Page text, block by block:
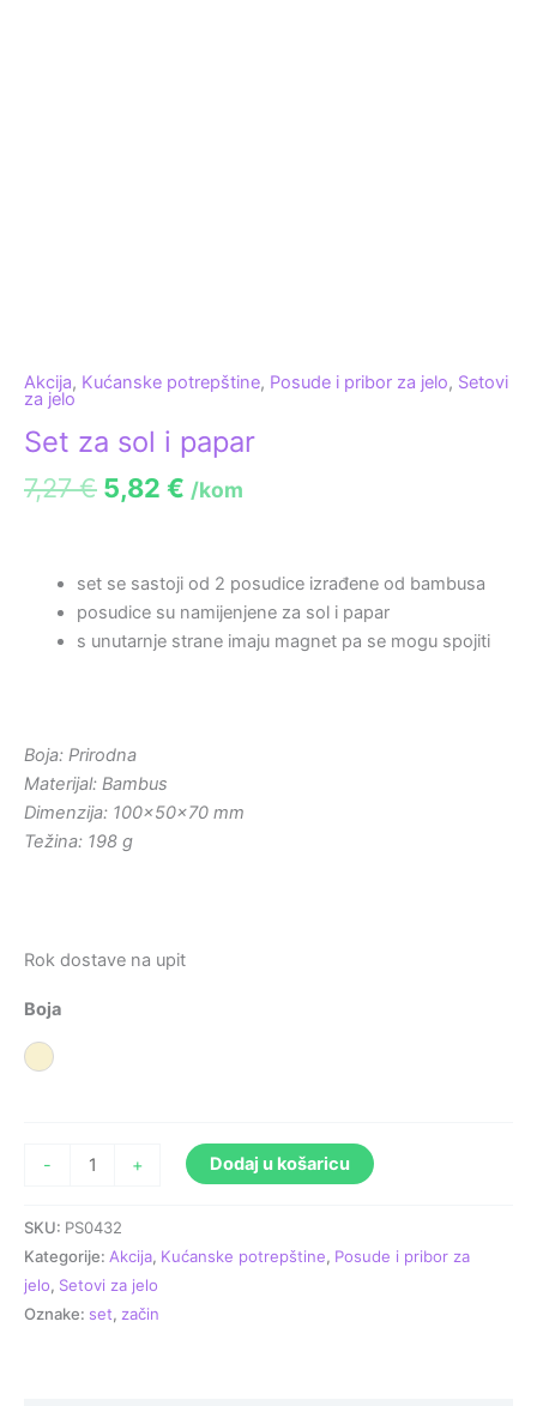
Akcija, Kućanske potrepštine, Posude i pribor za jelo, Setovi
za jelo
Set za sol i papar
7,27€ 5,82 € /kom
set se sastoji od 2 posudice izrađene od bambusa
posudice su namijenjene za sol i papar
s unutarnje strane imaju magnet pa se mogu spojiti
Boja: Prirodna
Materijal: Bambus
Dimenzija: 100x50x70 mm
Težina: 198 g
Rok dostave na upit
Boja
Prirodna
- + Dodaj u košaricu
SKU: PS0432
Kategorije: Akcija, Kućanske potrepštine, Posude i pribor za
jelo, Setovi za jelo
Oznake: set, začin